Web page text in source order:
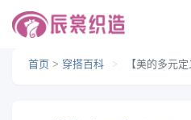
首页 > 穿搭百科 > 【美的多元